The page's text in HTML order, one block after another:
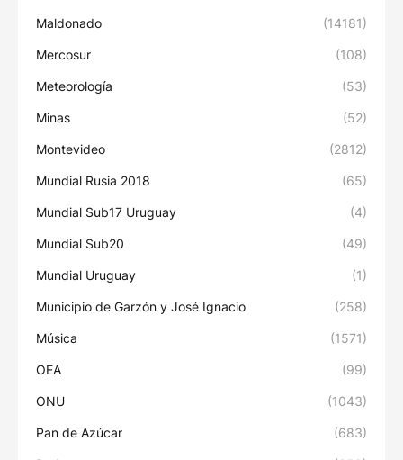
Maldonado (14181)
Mercosur (108)
Meteorología (53)
Minas (52)
Montevideo (2812)
Mundial Rusia 2018 (65)
Mundial Sub17 Uruguay (4)
Mundial Sub20 (49)
Mundial Uruguay (1)
Municipio de Garzón y José Ignacio (258)
Música (1571)
OEA (99)
ONU (1043)
Pan de Azúcar (683)